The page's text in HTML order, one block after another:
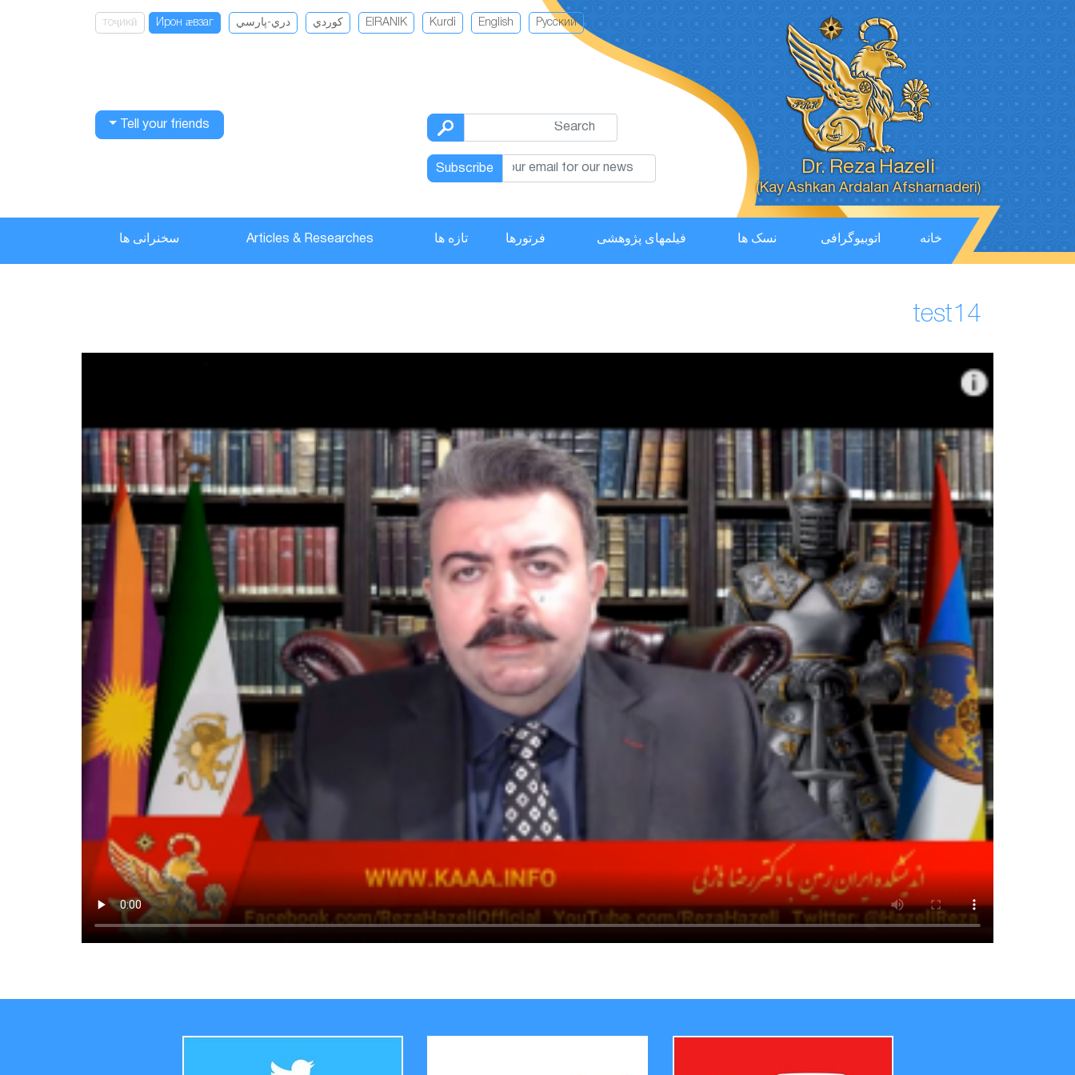
Dr. Reza Hazeli
(Kay Ashkan Ardalan Afsharnaderi)
Русский
English
Kurdi
EIRANIK كوردي دري-پارسي Ирон ӕвзаг
тоҷикӣ
Subscribe
Tell your friends
خانه اتوبیوگرافی نسک ها فیلمهای پژوهشی فرتورها تازه ها Articles & Researches سخنرانی ها
test14